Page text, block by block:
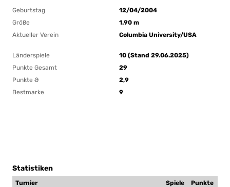
Geburtstag
12/04/2004
Größe
1.90 m
Aktueller Verein
Columbia University/USA
Länderspiele
10 (Stand 29.06.2025)
Punkte Gesamt
29
Punkte Ø
2,9
Bestmarke
9
Statistiken
Turnier Spiele
Punkte